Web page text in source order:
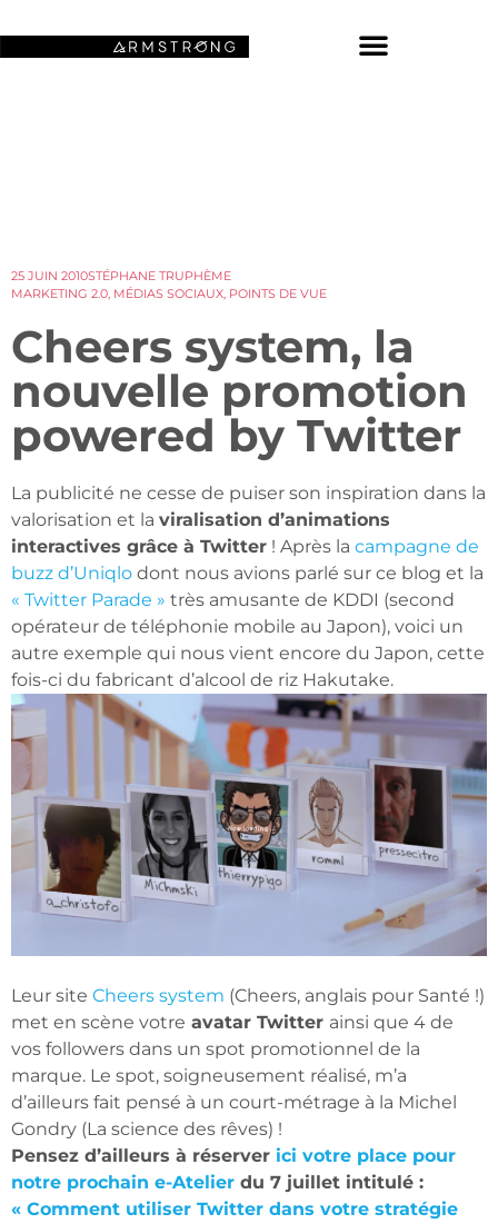
25 JUIN 2010STÉPHANE TRUPHÈME
MARKETING 2.0, MÉDIAS SOCIAUX, POINTS DE VUE
Cheers system, la
nouvelle promotion
powered by Twitter
La publicité ne cesse de puiser son inspiration dans la
valorisation et la viralisation d’animations
interactives grâce à Twitter ! Après la campagne de
buzz d’Uniqlo dont nous avions parlé sur ce blog et la
« Twitter Parade » très amusante de KDDI (second
opérateur de téléphonie mobile au Japon), voici un
autre exemple qui nous vient encore du Japon, cette
fois-ci du fabricant d’alcool de riz Hakutake.
Leur site Cheers system (Cheers, anglais pour Santé !)
met en scène votre avatar Twitter ainsi que 4 de
vos followers dans un spot promotionnel de la
marque. Le spot, soigneusement réalisé, m’a
d’ailleurs fait pensé à un court-métrage à la Michel
Gondry (La science des rêves) !
Pensez d’ailleurs à réserver ici votre place pour
notre prochain e-Atelier du 7 juillet intitulé :
« Comment utiliser Twitter dans votre stratégie